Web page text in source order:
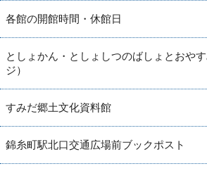
各館の開館時間・休館日
としょかん・としょしつのばしょとおや
ジ）
すみだ郷土文化資料館
錦糸町駅北口交通広場前ブックポスト